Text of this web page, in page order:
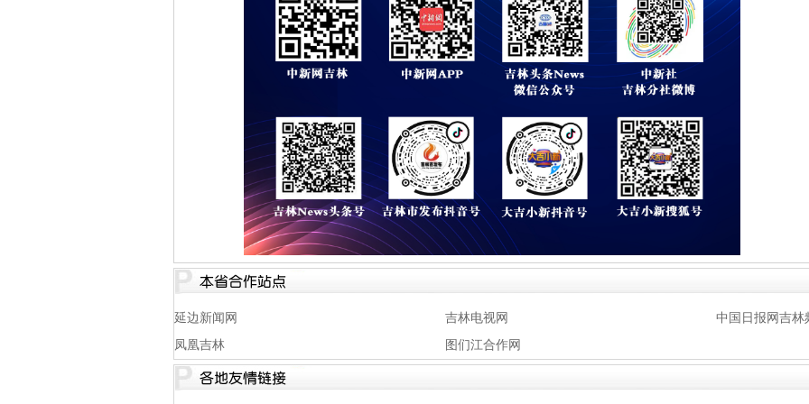
延边新闻网 吉林电视网
中国日报网吉林
凤凰吉林
图们江合作网